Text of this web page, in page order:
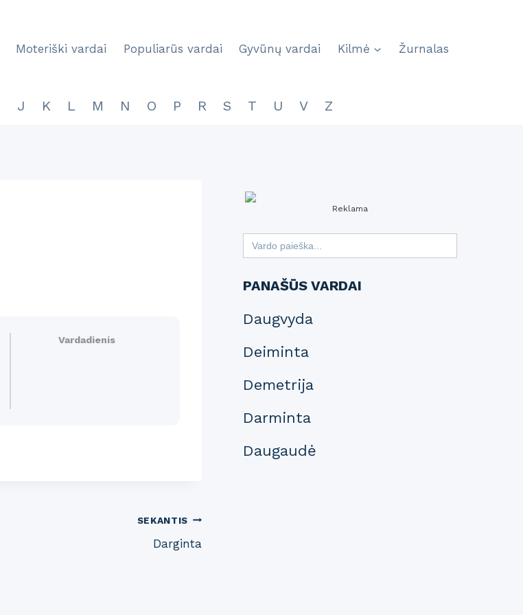
Moteriški vardai Populiarūs vardai Gyvūnų vardai Kilmė Žurnalas
J K L M N O P R S T U V Z
Vardadienis
SEKANTIS
Darginta
Reklama
Search
for:
PANAŠŪS VARDAI
Daugvyda
Deiminta
Demetrija
Darminta
Daugaudė